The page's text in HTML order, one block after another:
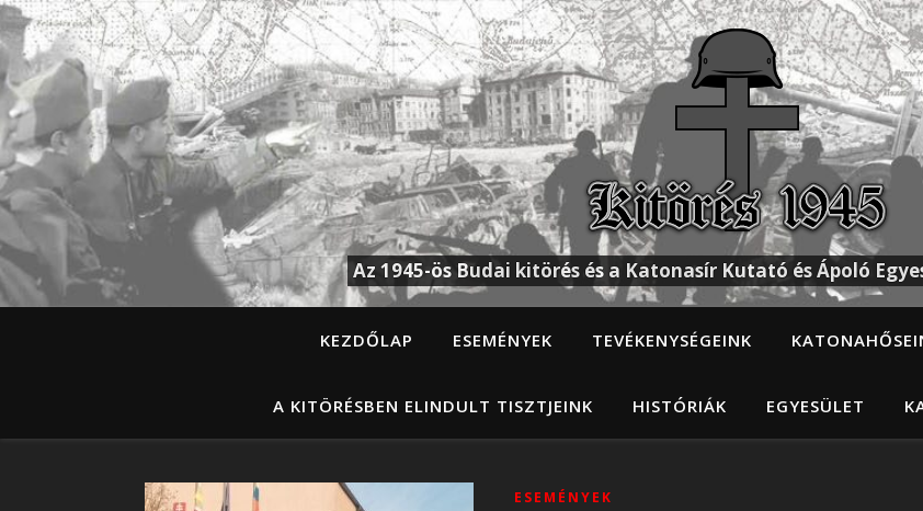
Az 1945-ös Budai kitörés és a Katonasír Kutató és Ápoló
KEZDŐLAP ESEMÉNYEK TEVÉKENYSÉGEINK
A KITÖRÉSBEN ELINDULT TISZTJEINK HISTÓRIÁK EGYESÜLET
ESEMÉNYEK